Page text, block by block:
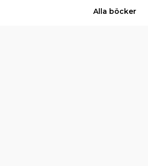
Alla böcker